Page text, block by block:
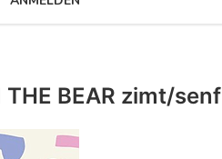
BEAR zimt/senf